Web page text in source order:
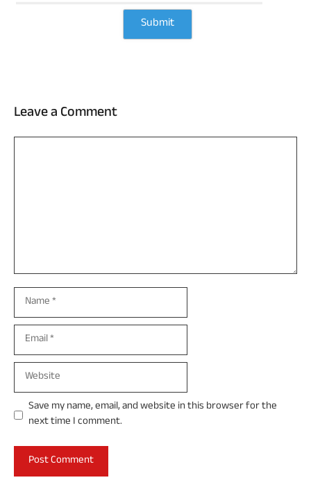
Leave a Comment
Comment
Name
Email
Website
Save my name, email, and website in this browser for the
next time I comment.